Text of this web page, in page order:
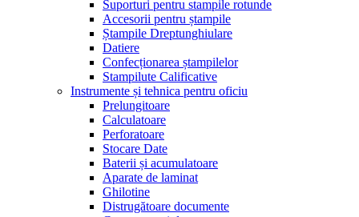
Suporturi pentru stampile rotunde
Accesorii pentru ștampile
Ștampile Dreptunghiulare
Datiere
Confecționarea ștampilelor
Stampilute Calificative
Instrumente și tehnica pentru oficiu
Prelungitoare
Calculatoare
Perforatoare
Stocare Date
Baterii și acumulatoare
Aparate de laminat
Ghilotine
Distrugătoare documente